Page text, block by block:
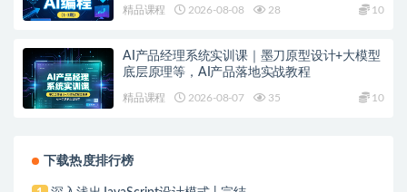
精品课程 2026-08-08 28 10
AI产品经理系统实训课｜墨刀原型设计+大模型
底层原理等，AI产品落地实战教程
精品课程 2026-08-07 35 10
下载热度排行榜